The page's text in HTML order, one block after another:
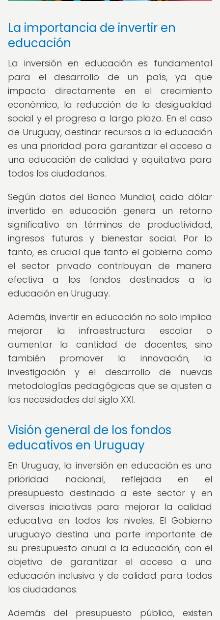
La importancia de invertir en
educación
La inversión en educación es fundamental
para el desarrollo de un país, ya que
impacta directamente en el crecimiento
económico, la reducción de la desigualdad
social y el progreso a largo plazo. En el caso
de Uruguay, destinar recursos a la educación
es una prioridad para garantizar el acceso a
una educación de calidad y equitativa para
todos los ciudadanos.
Según datos del Banco Mundial, cada dólar
invertido en educación genera un retorno
significativo en términos de productividad,
ingresos futuros y bienestar social. Por lo
tanto, es crucial que tanto el gobierno como
el sector privado contribuyan de manera
efectiva a los fondos destinados a la
educación en Uruguay.
Además, invertir en educación no solo implica
mejorar la infraestructura escolar o
aumentar la cantidad de docentes, sino
también promover la innovación, la
investigación y el desarrollo de nuevas
metodologías pedagógicas que se ajusten a
las necesidades del siglo XXI.
Visión general de los fondos
educativos en Uruguay
En Uruguay, la inversión en educación es una
prioridad nacional, reflejada en el
presupuesto destinado a este sector y en
diversas iniciativas para mejorar la calidad
educativa en todos los niveles. El Gobierno
uruguayo destina una parte importante de
su presupuesto anual a la educación, con el
objetivo de garantizar el acceso a una
educación inclusiva y de calidad para todos
los ciudadanos.
Además del presupuesto público, existen